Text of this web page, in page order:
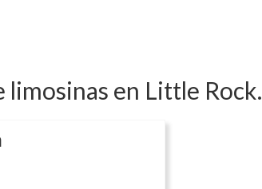
limosinas en Little Rock.